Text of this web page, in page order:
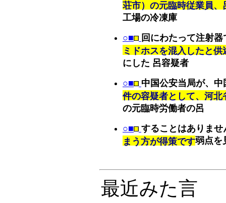
荘市）の元臨時従業員、
工場の冷凍庫
○■ 回にわたって注射器
ミドホスを混入したと
にした 呂容疑者
○■ 中国公安当局が、中
件の容疑者として、河北
の元臨時労働者の呂
○■ することはありませ
まう方が得策です弱点を
最近みた言